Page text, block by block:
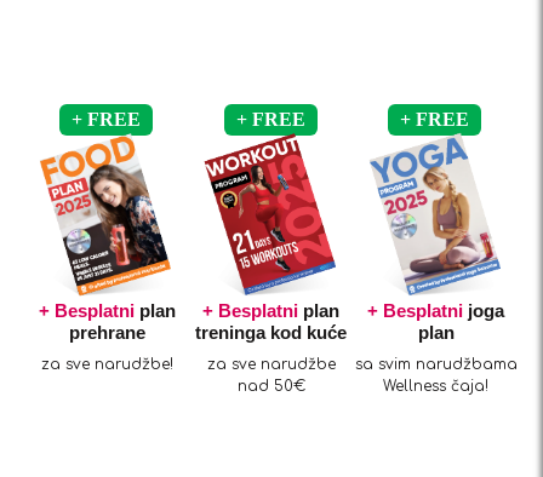
+ Besplatni plan
prehrane
za sve narudžbe!
+ Besplatni plan
treninga kod kuće
za sve narudžbe
nad 50€
+ Besplatni joga
plan
sa svim narudžbama
Wellness čaja!